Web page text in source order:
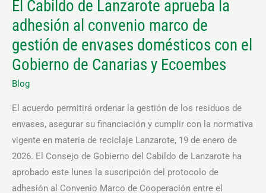
El Cabildo de Lanzarote aprueba la
adhesión al convenio marco de
gestión de envases domésticos con el
Gobierno de Canarias y Ecoembes
Blog
El acuerdo permitirá ordenar la gestión de los residuos de
envases, asegurar su financiación y cumplir con la normativa
vigente en materia de reciclaje Lanzarote, 19 de enero de
2026. El Consejo de Gobierno del Cabildo de Lanzarote ha
aprobado este lunes la suscripción del protocolo de
adhesión al Convenio Marco de Cooperación entre el
gestión
de
envases
domésticos
con
el
Gobierno
Ecoembes